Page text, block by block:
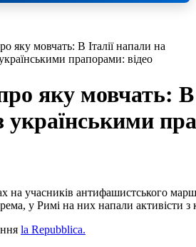
яку мовчать: В Італії напали на
українськими прапорами: відео
яку мовчать: В
українськими
у Римі на них напали активісти з
la Repubblica.